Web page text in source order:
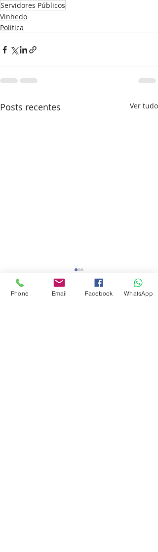
Servidores Públicos
Vinhedo
Política
Posts recentes Ver tudo
Phone Email Facebook WhatsApp